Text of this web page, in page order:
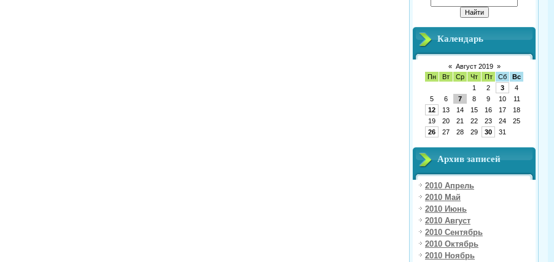
Календарь
« Август 2019 »
Пн
Вт Ср Чт Пт Сб
Вс
1
2 3
4
5
6 7 8 9 10
11
12
13 14 15 16 17
18
19
20 21 22 23 24
25
26
27 28 29 30 31
Архив записей
2010 Апрель
2010 Май
2010 Июнь
2010 Август
2010 Сентябрь
2010 Октябрь
2010 Ноябрь